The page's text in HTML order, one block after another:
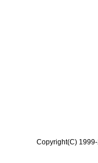
Copyright(C)